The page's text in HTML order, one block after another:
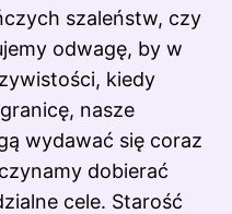
szaleństw, czy
odwagę, by w
kiedy
nasze
wydawać się coraz
dobierać
cele. Starość